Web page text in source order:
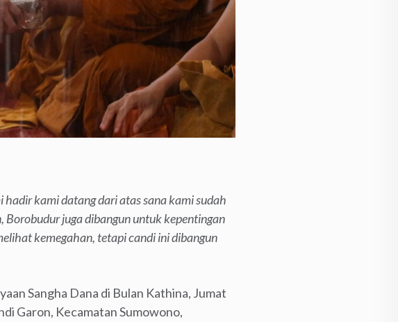
kami datang dari atas sana kami sudah
juga dibangun untuk kepentingan
kemegahan, tetapi candi ini dibangun
Sangha Dana di Bulan Kathina, Jumat
Garon, Kecamatan Sumowono,